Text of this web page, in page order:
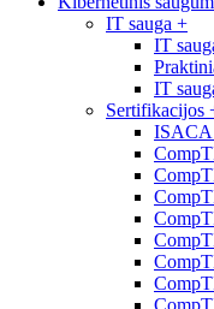
IT sauga +
IT
IT
Sertifikacijos
ISACA